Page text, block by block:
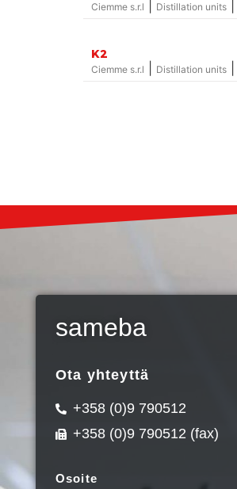
Ciemme s.r.l Distillation units
K2
Ciemme s.r.l Distillation units
sameba
Ota yhteyttä
+358 (0)9 790512
+358 (0)9 790512 (fax)
Osoite